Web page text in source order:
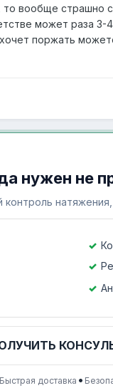
то вообще
может раза
поржать
нужен не
контроль
Быстрая доставка •